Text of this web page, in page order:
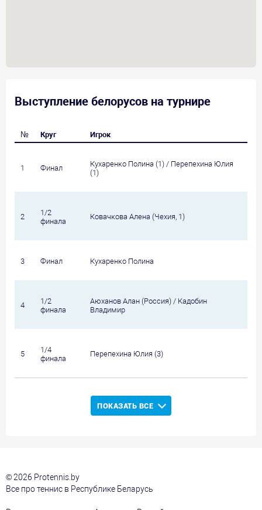
Выступление белорусов на турнире
№ Круг Игрок
1 Финал
Кухаренко Полина (1) / Перепехина Юлия
(1)
2
1/2
финала
Ковачкова Алена (Чехия, 1)
3 Финал Кухаренко Полина
4
1/2
финала
Аюханов Алан (Россия) / Кадобин
Владимир
5
1/4
финала
Перепехина Юлия (3)
ПОКАЗАТЬ ВСЕ
© 2026 Protennis.by
Все про теннис в Республике Беларусь